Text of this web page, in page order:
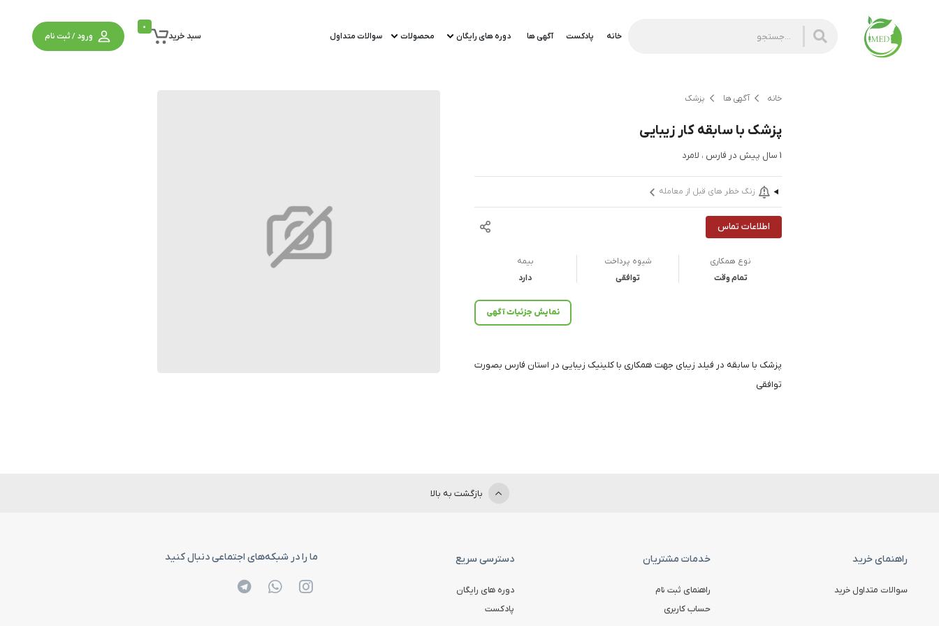
خانه پادکست آگهی ها دوره های رایگان محصولات سوالات متداول سبد خرید
0
ورود / ثبت نام
خانه آگهی ها پزشک
پزشک با سابقه کار زیبایی
1 سال پیش در فارس ، لامرد
زنگ خطر های قبل از معامله
اطلاعات تماس
نوع همکاری
تمام وقت
شیوه پرداخت
توافقی
بیمه
دارد
نمایش جزئیات آگهی
پزشک با سابقه در فیلد زیبای جهت همکاری با کلینیک زیبایی در استان فارس بصورت
توافقی
بازگشت به بالا
راهنمای خرید
سوالات متداول خرید
خدمات مشتریان
راهنمای ثبت نام
حساب کاربری
دسترسی سریع
دوره های رایگان
پادکست
ما را در شبکه‌های اجتماعی دنبال کنید